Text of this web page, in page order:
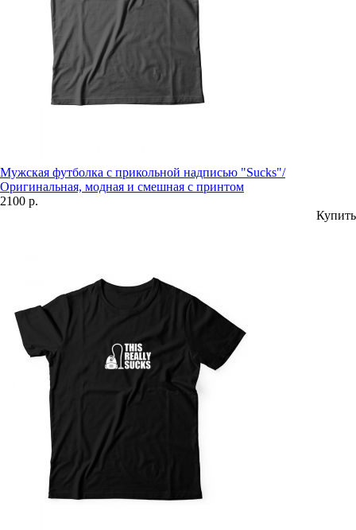
Мужская футболка с прикольной надписью "Sucks"/
Оригинальная, модная и смешная с принтом
2100 р.
Купить